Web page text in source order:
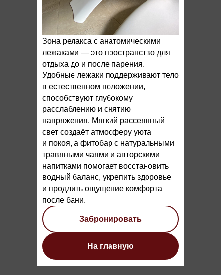
Зона релакса с анатомическими
лежаками — это пространство для
отдыха до и после парения.
Удобные лежаки поддерживают тело
в естественном положении,
способствуют глубокому
расслаблению и снятию
напряжения. Мягкий рассеянный
свет создаёт атмосферу уюта
и покоя, а фитобар с натуральными
травяными чаями и авторскими
напитками помогает восстановить
водный баланс, укрепить здоровье
и продлить ощущение комфорта
после бани.
На главную
Забронировать